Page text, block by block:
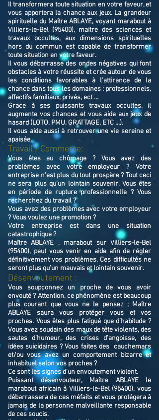
Il transformera toute situation en votre faveur, et
vous apportera la chance aux jeux. La grandeur
spirituelle du Maître ABLAYE, voyant marabout à
Villiers-le-Bel (95400), maitre des sciences et
travaux occultes, aux dimensions spirituelles
hors du commun est capable de transformer
toute situation en votre faveur.
Il vous débarrasse des ondes négatives qui font
obstacles à votre réussite et crée autour de vous
les conditions favorables à l’attirance de la
chance dans tous les domaines : professionnels,
affectifs familiaux, privés, ect ...
Grace à ses puissants travaux occultes, il
augmente vos chances et vous aide aux jeux de
hasard (LOTO, PMU, GRATTAGE, ETC ...).
Il vous aide aussi à retrouver une vie sereine et
apaisée.
Travail / Commerce:
Vous êtes au chômage ? Vous avez des
problèmes avec votre employeur ? Votre
entreprise n’est plus du tout prospère ? Tout ceci
ne sera plus qu’un lointain souvenir. Vous êtes
en période de rupture professionnelle ? Vous
recherchez du travail ?
Vous avez des problèmes avec votre employeur
? Vous voulez une promotion ?
Votre entreprise est dans une situation
catastrophique ?
Maître ABLAYE , marabout sur Villiers-le-Bel
(95400), peut vous venir en aide afin de régler
définitivement vos problèmes. Ces difficultés ne
seront plus qu’un mauvais et lointain souvenir.
Désenvoutement :
Vous soupçonnez un proche de vous avoir
envouté ? Attention, ce phénomène est beaucoup
plus courant que vous ne le pensez ; Maître
ABLAYE saura vous protéger vous et vos
proches. Vous êtes plus fatigué que d’habitude ?
Vous avez soudain des maux de tête violents, des
sautes d’humeur, des crises d’angoisse, des
idées suicidaires ? Vous faites des cauchemars
et/ou vous avez un comportement bizarre et
inhabituel selon vos proches ?
Ce sont les signes d’un envoutement violent.
Puissant désenvouteur,
Maître ABLAYE
le
marabout africain à Villiers-le-Bel (95400), vous
débarrassera de ces méfaits et vous protégera à
jamais de la personne malveillante responsable
de ces soucis.